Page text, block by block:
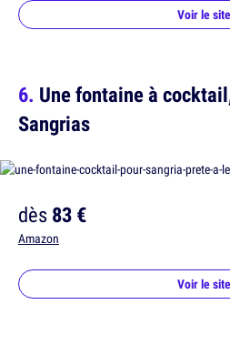
Voir le site
Une fontaine à
Sangrias
dès83 €
Amazon
Voir le site